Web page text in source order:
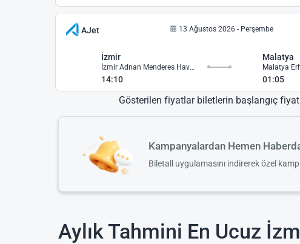
AJet 13 Ağustos 2026 - Perşembe
İzmir
İzmir Adnan Menderes Havalimanı
14:10
Malatya
Malatya
01:05
Gösterilen fiyatlar biletlerin başlangıç
Kampanyalardan Hemen
Biletall uygulamasını indirerek özel
Aylık Tahmini En Ucuz